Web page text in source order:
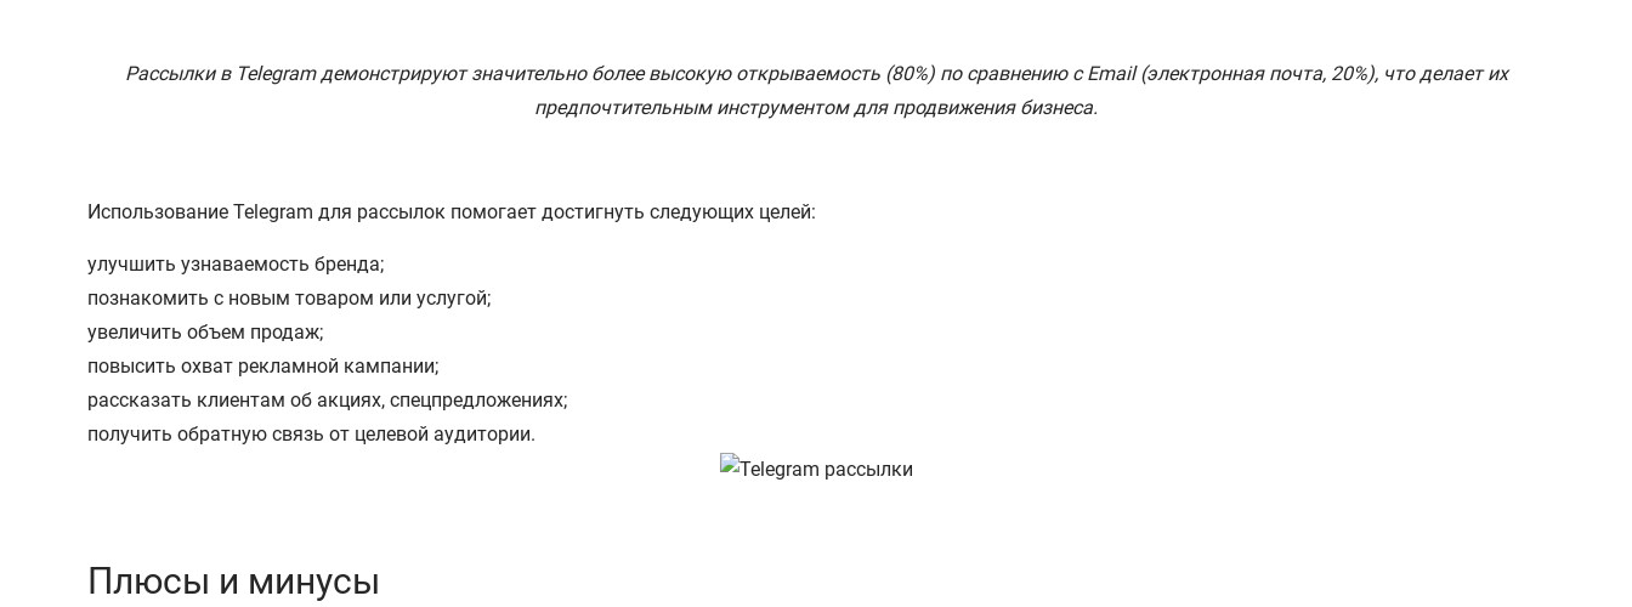
Рассылки в Telegram демонстрируют значительно более высокую открываемость (80%) по сравнению с Email (электронная почта, 20%), что делает их
предпочтительным инструментом для продвижения бизнеса.
Использование Telegram для рассылок помогает достигнуть следующих целей:
улучшить узнаваемость бренда;
познакомить с новым товаром или услугой;
увеличить объем продаж;
повысить охват рекламной кампании;
рассказать клиентам об акциях, спецпредложениях;
получить обратную связь от целевой аудитории.
Плюсы и минусы